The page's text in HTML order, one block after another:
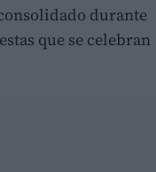
durante
que se celebran